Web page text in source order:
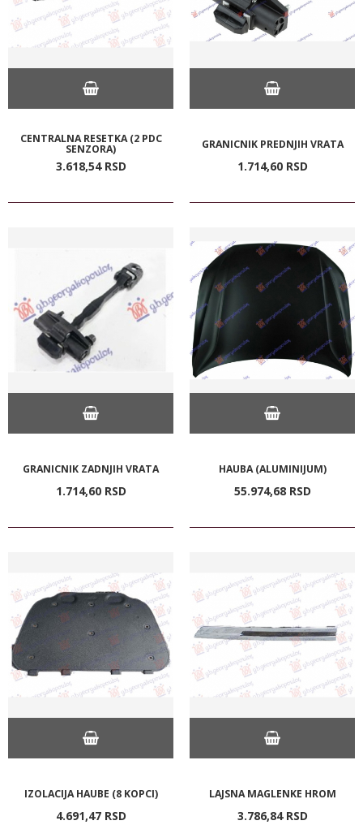
CENTRALNA RESETKA (2 PDC
SENZORA)
3.618,54 RSD
GRANICNIK PREDNJIH VRATA
1.714,60 RSD
GRANICNIK ZADNJIH VRATA
1.714,60 RSD
HAUBA (ALUMINIJUM)
55.974,68 RSD
IZOLACIJA HAUBE (8 KOPCI)
4.691,47 RSD
LAJSNA MAGLENKE HROM
3.786,84 RSD